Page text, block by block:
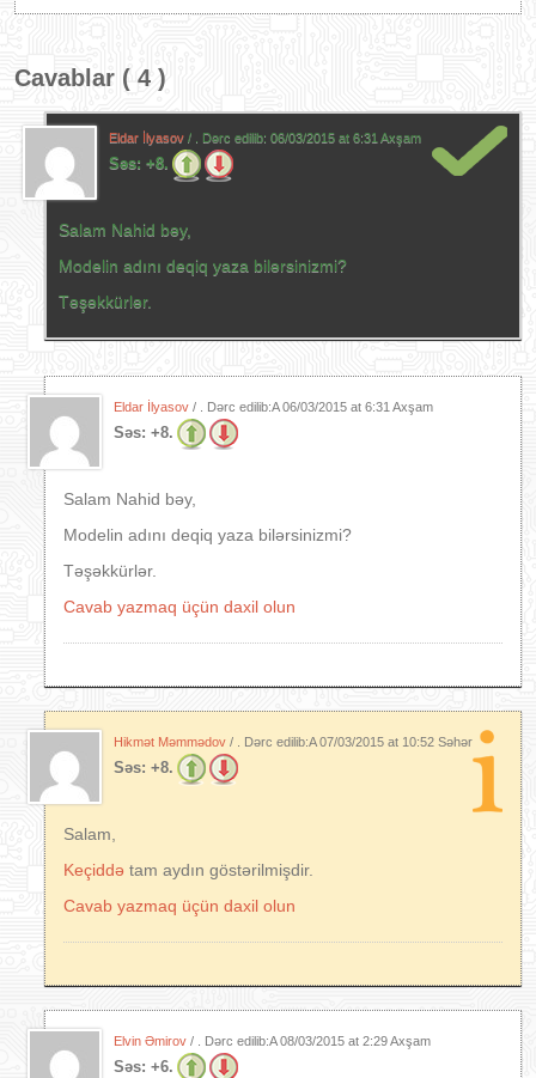
Cavablar ( 4 )
Eldar İlyasov / . Dərc edilib: 06/03/2015 at 6:31 Axşam
Səs: +8.
Salam Nahid bəy,
Modelin adını deqiq yaza bilərsinizmi?
Təşəkkürlər.
Eldar İlyasov / . Dərc edilib:A06/03/2015 at 6:31 Axşam
Səs: +8.
Salam Nahid bəy,
Modelin adını deqiq yaza bilərsinizmi?
Təşəkkürlər.
Cavab yazmaq üçün daxil olun
Hikmət Məmmədov / . Dərc edilib:A07/03/2015 at 10:52 Səhər
Səs: +8.
Salam,
Keçiddə tam aydın göstərilmişdir.
Cavab yazmaq üçün daxil olun
Elvin Əmirov / . Dərc edilib:A08/03/2015 at 2:29 Axşam
Səs: +6.